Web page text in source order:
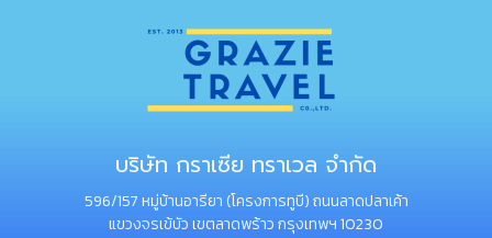
บริษัท กราเซีย ทราเวล จำกัด
596/157 หมู่บ้านอารียา (โครงการทูบี) ถนนลาดปลาเค้า
แขวงจรเข้บัว เขตลาดพร้าว กรุงเทพฯ 10230